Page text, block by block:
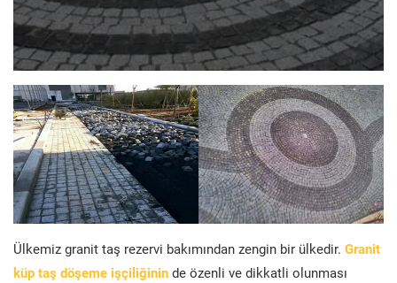
Ülkemiz granit taş rezervi bakımından zengin bir ülkedir. Granit
küp taş döşeme işçiliğinin de özenli ve dikkatli olunması